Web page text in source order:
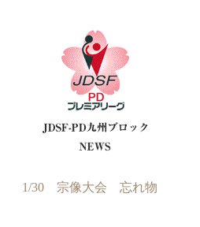
1/30 宗像大会 忘れ物